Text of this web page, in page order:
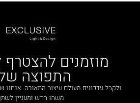
מוזמנים
התפוצה
ולקבל עדכונים מעולם עיצוב התאורה. אנחנו
משהו חדש ומעניין